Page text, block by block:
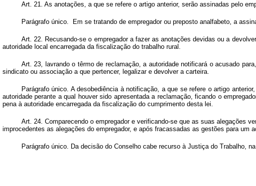
Art. 21. As anotações, a que se refere o artigo anterior, serão assinadas pelo
Parágrafo único. Em se tratando de empregador ou preposto analfabeto, a
Art. 22. Recusando-se o empregador a fazer as anotações devidas ou a
autoridade local encarregada da fiscalização do trabalho rural.
Art. 23, lavrando o têrmo de reclamação, a autoridade notificará o acusado
sindicato ou associação a que pertencer, legalizar e devolver a carteira.
Parágrafo único. A desobediência à notificação, a que se refere o artigo
autoridade perante a qual houver sido apresentada a reclamação, ficando o
pena à autoridade encarregada da fiscalização do cumprimento desta lei.
Art. 24. Comparecendo o empregador e verificando-se que as suas alegações
improcedentes as alegações do empregador, e após fracassadas as gestões para um
Parágrafo único. Da decisão do Conselho cabe recurso à Justiça do Trabalho,